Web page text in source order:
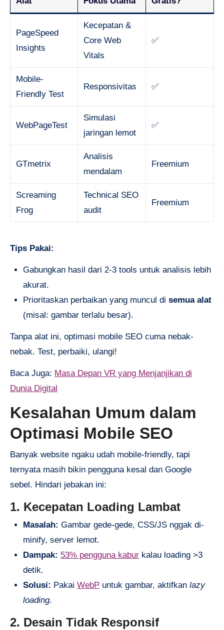
PageSpeed
Insights
Kecepatan &
Core Web
Vitals
✅
Mobile-
Friendly Test
Responsivitas ✅
WebPageTest
Simulasi
jaringan lemot
✅
GTmetrix
Analisis
mendalam
Freemium
Screaming
Frog
Technical SEO
audit
Freemium
Tips Pakai:
Gabungkan hasil dari 2-3 tools untuk analisis lebih
akurat.
Prioritaskan perbaikan yang muncul di semua alat
(misal: gambar terlalu besar).
Tanpa alat ini, optimasi mobile SEO cuma nebak-
nebak. Test, perbaiki, ulangi!
Baca Juga: Masa Depan VR yang Menjanjikan di
Dunia Digital
Kesalahan Umum dalam
Optimasi Mobile SEO
Banyak website ngaku udah mobile-friendly, tapi
ternyata masih bikin pengguna kesal dan Google
sebel. Hindari jebakan ini:
1. Kecepatan Loading Lambat
Masalah: Gambar gede-gede, CSS/JS nggak di-
minify, server lemot.
Dampak: 53% pengguna kabur kalau loading >3
detik.
Solusi: Pakai WebP untuk gambar, aktifkan lazy
loading.
2. Desain Tidak Responsif